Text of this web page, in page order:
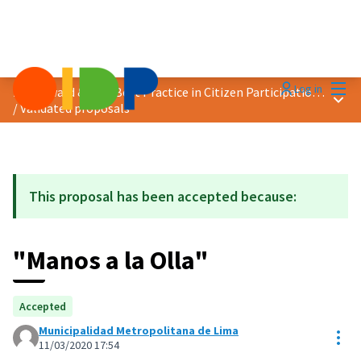
Log in
2020 Award &quot;Best Practice in Citizen Participation&quot;
/Validated proposals
Main
This proposal has been accepted because:
"Manos a la Olla"
Accepted
Municipalidad Metropolitana de Lima
11/03/2020 17:54